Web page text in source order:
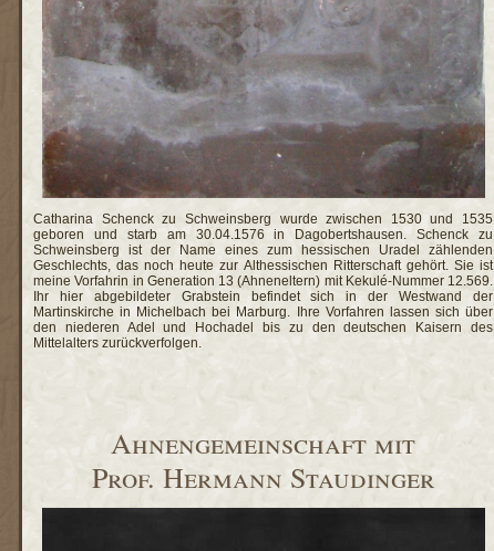
Catharina Schenck zu Schweinsberg wurde zwischen 1530 und 1535
geboren und starb am 30.04.1576 in Dagobertshausen. Schenck zu
Schweinsberg ist der Name eines zum hessischen Uradel zählenden
Geschlechts, das noch heute zur Althessischen Ritterschaft gehört. Sie ist
meine Vorfahrin in Generation 13 (Ahneneltern) mit Kekulé-Nummer 12.569.
Ihr hier abgebildeter Grabstein befindet sich in der Westwand der
Martinskirche in Michelbach bei Marburg. Ihre Vorfahren lassen sich über
den niederen Adel und Hochadel bis zu den deutschen Kaisern des
Mittelalters zurückverfolgen.
Ahnengemeinschaft mit
Prof. Hermann Staudinger